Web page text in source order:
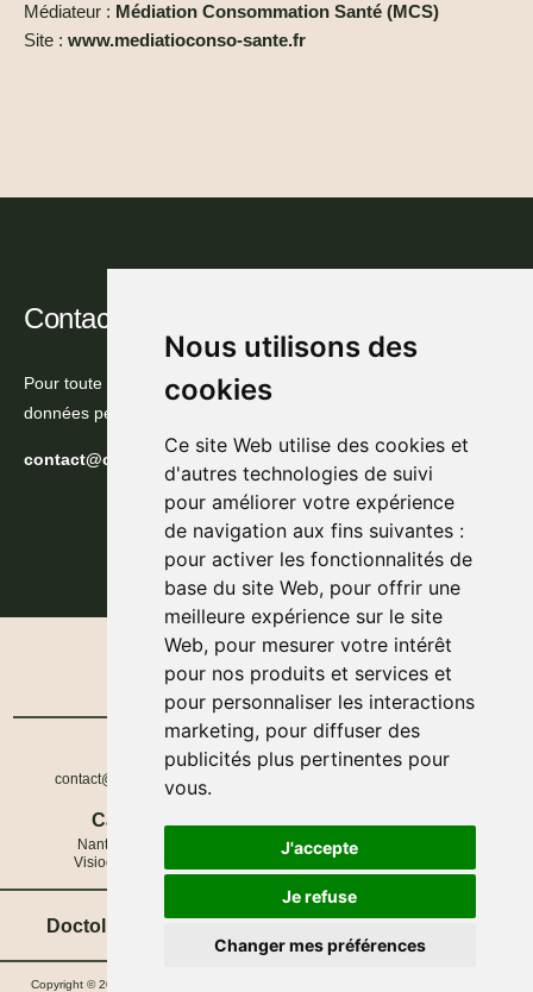
Nous utilisons des
cookies
Ce site Web utilise des cookies et
d'autres technologies de suivi
pour améliorer votre expérience
de navigation aux fins suivantes :
pour activer les fonctionnalités de
base du site Web, pour offrir une
meilleure expérience sur le site
Web, pour mesurer votre intérêt
pour nos produits et services et
pour personnaliser les interactions
marketing, pour diffuser des
publicités plus pertinentes pour
vous.
J'accepte
Je refuse
Changer mes préférences
Médiateur : Médiation Consommation Santé (MCS)
Site : www.mediatioconso-sante.fr
Contact
Pour toute question concernant ces mentions légales ou vos
données personnelles :
contact@cynthia-zantout.fr
E-Mail
contact@cynthia-zantout.fr
Téléphone
Cabinet
Nantes, France
Visioconférence
N° RPPS : 10110232955
N° Siret : 99162809000011
Doctolib
Copyright © 2026 Cynthia Zantout • Tout droits réservés • Psychologue à Nantes